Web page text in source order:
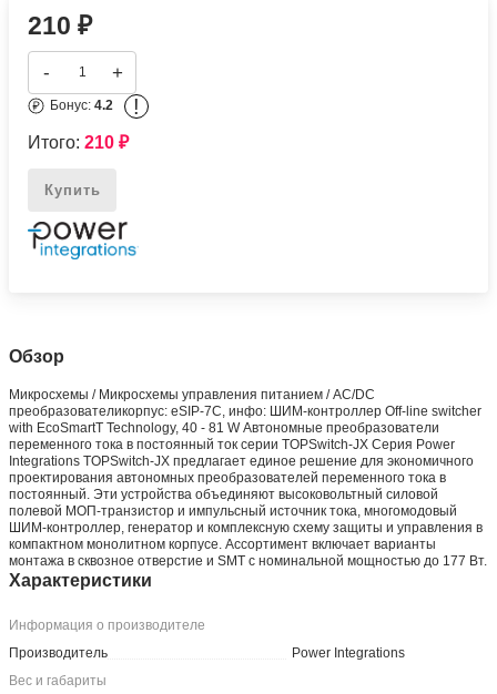
210₽
- +
Бонус:4.2 !
Итого:210₽
Купить
Обзор
Микросхемы / Микросхемы управления питанием / AC/DC
преобразователикорпус: eSIP-7C, инфо: ШИМ-контроллер Off-line switcher
with EcoSmartT Technology, 40 - 81 W Автономные преобразователи
переменного тока в постоянный ток серии TOPSwitch-JX Серия Power
Integrations TOPSwitch-JX предлагает единое решение для экономичного
проектирования автономных преобразователей переменного тока в
постоянный. Эти устройства объединяют высоковольтный силовой
полевой МОП-транзистор и импульсный источник тока, многомодовый
ШИМ-контроллер, генератор и комплексную схему защиты и управления в
компактном монолитном корпусе. Ассортимент включает варианты
монтажа в сквозное отверстие и SMT с номинальной мощностью до 177 Вт.
Характеристики
Информация о производителе
Производитель
Power Integrations
Вес и габариты